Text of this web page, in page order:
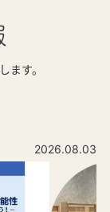
ます。
2026.08.03